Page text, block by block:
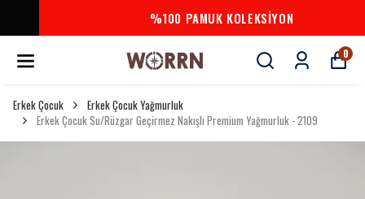
%100 PAMUK KOLEKSİYON
0
Erkek Çocuk
Erkek Çocuk Yağmurluk
Erkek Çocuk Su/Rüzgar Geçirmez Nakışlı Premium Yağmurluk - 2109